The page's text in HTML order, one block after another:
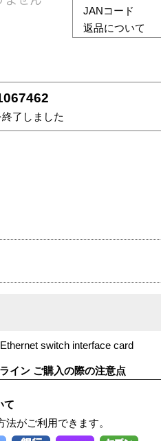
JANコード
返品について
了しました
switch interface card
イン ご購入の際の注意点
て
法がご利用できます。